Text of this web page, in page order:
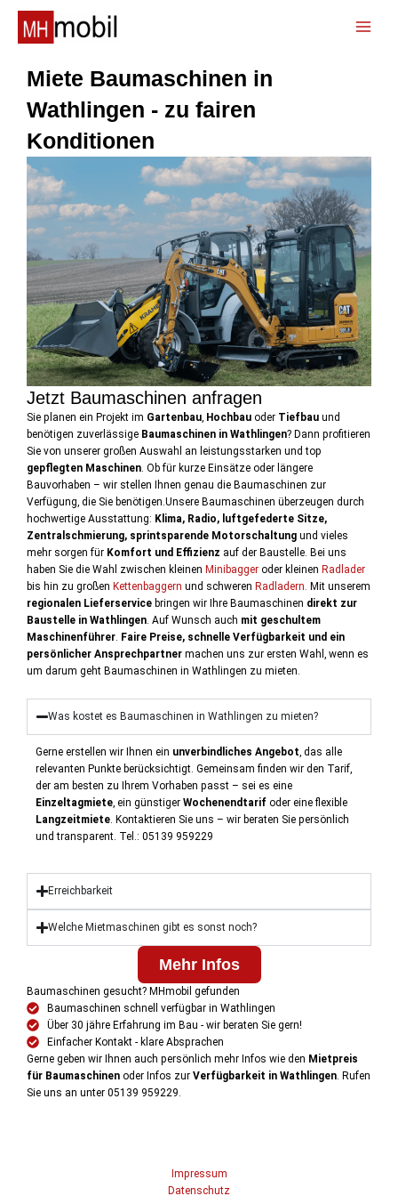
Inhalt
springen
Miete Baumaschinen in
Wathlingen - zu fairen
Konditionen
Jetzt Baumaschinen anfragen
Sie planen ein Projekt im Gartenbau, Hochbau oder Tiefbau und
benötigen zuverlässige Baumaschinen in Wathlingen? Dann profitieren
Sie von unserer großen Auswahl an leistungsstarken und top
gepflegten Maschinen. Ob für kurze Einsätze oder längere
Bauvorhaben – wir stellen Ihnen genau die Baumaschinen zur
Verfügung, die Sie benötigen.Unsere Baumaschinen überzeugen durch
hochwertige Ausstattung: Klima, Radio, luftgefederte Sitze,
Zentralschmierung, sprintsparende Motorschaltung und vieles
mehr sorgen für Komfort und Effizienz auf der Baustelle. Bei uns
haben Sie die Wahl zwischen kleinen Minibagger oder kleinen Radlader
bis hin zu großen Kettenbaggern und schweren Radladern. Mit unserem
regionalen Lieferservice bringen wir Ihre Baumaschinen direkt zur
Baustelle in Wathlingen. Auf Wunsch auch mit geschultem
Maschinenführer. Faire Preise, schnelle Verfügbarkeit und ein
persönlicher Ansprechpartner machen uns zur ersten Wahl, wenn es
um darum geht Baumaschinen in Wathlingen zu mieten.
Was kostet es Baumaschinen in Wathlingen zu mieten?
Gerne erstellen wir Ihnen ein unverbindliches Angebot, das alle
relevanten Punkte berücksichtigt. Gemeinsam finden wir den Tarif,
der am besten zu Ihrem Vorhaben passt – sei es eine
Einzeltagmiete, ein günstiger Wochenendtarif oder eine flexible
Langzeitmiete. Kontaktieren Sie uns – wir beraten Sie persönlich
und transparent. Tel.: 05139 959229
Erreichbarkeit
Welche Mietmaschinen gibt es sonst noch?
Mehr Infos
Baumaschinen gesucht? MHmobil gefunden
Baumaschinen schnell verfügbar in Wathlingen
Über 30 jähre Erfahrung im Bau - wir beraten Sie gern!
Einfacher Kontakt - klare Absprachen
Gerne geben wir Ihnen auch persönlich mehr Infos wie den Mietpreis
für Baumaschinen oder Infos zur Verfügbarkeit in Wathlingen. Rufen
Sie uns an unter 05139 959229.
Impressum
Datenschutz